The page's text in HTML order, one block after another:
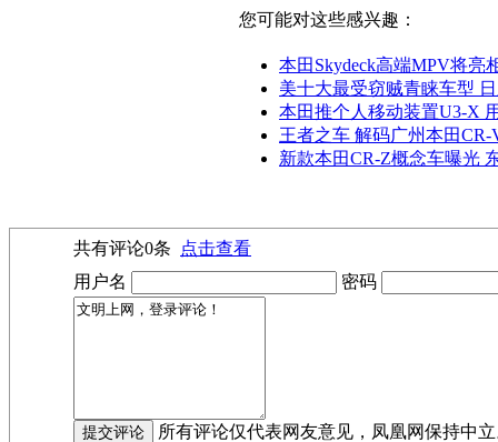
您可能对这些感兴趣：
本田Skydeck高端MPV将亮
美十大最受窃贼青睐车型
本田推个人移动装置U3-X
王者之车 解码广州本田CR-
新款本田CR-Z概念车曝光
共有评论0条
点击查看
用户名
密码
所有评论仅代表网友意见，凤凰网保持中